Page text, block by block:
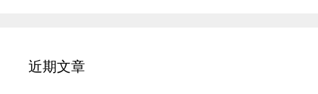
近期文章